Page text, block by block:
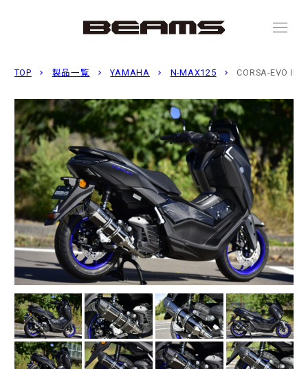
menu
TOP 製品一覧 YAMAHA N-MAX125 CORSA-EVOⅡ